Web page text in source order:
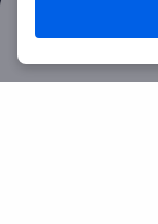
Home
Filtri